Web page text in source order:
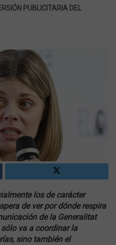
PUBLICITARIA DEL
los de carácter
de ver por dónde respira
de la Generalitat
va a coordinar la
sino también el